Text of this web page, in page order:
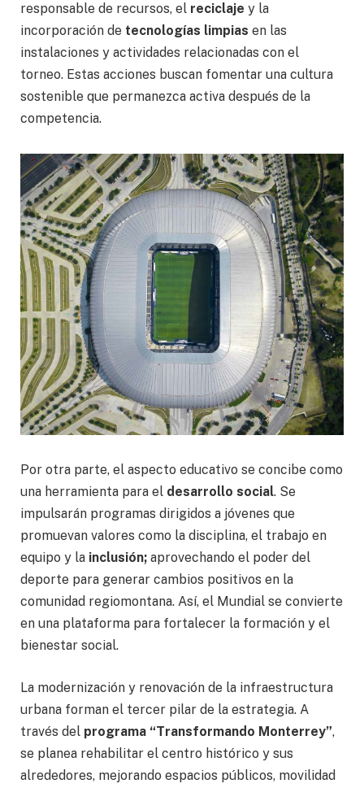
responsable de recursos, el reciclaje y la
incorporación de tecnologías limpias en las
instalaciones y actividades relacionadas con el
torneo. Estas acciones buscan fomentar una cultura
sostenible que permanezca activa después de la
competencia.
Por otra parte, el aspecto educativo se concibe como
una herramienta para el desarrollo social. Se
impulsarán programas dirigidos a jóvenes que
promuevan valores como la disciplina, el trabajo en
equipo y la inclusión; aprovechando el poder del
deporte para generar cambios positivos en la
comunidad regiomontana. Así, el Mundial se convierte
en una plataforma para fortalecer la formación y el
bienestar social.
La modernización y renovación de la infraestructura
urbana forman el tercer pilar de la estrategia. A
través del programa “Transformando Monterrey”,
se planea rehabilitar el centro histórico y sus
alrededores, mejorando espacios públicos, movilidad